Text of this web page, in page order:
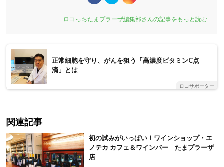
ロコっちたまプラーザ編集部さんの記事をもっと読む
正常細胞を守り、がんを狙う「高濃度ビタミンC点
滴」とは
ロコサポーター
関連記事
初の試みがいっぱい！ワインショップ・エ
ノテカ カフェ＆ワインバー たまプラーザ
店